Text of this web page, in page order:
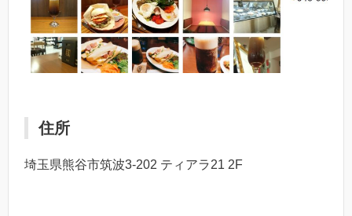
住所
埼玉県熊谷市筑波3-202 ティアラ21 2F